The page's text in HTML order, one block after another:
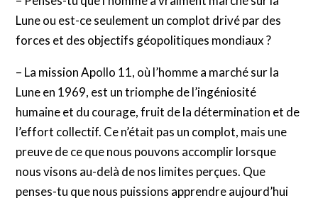
Lune ou est-ce seulement un complot drivé par des
forces et des objectifs géopolitiques mondiaux ?
– La mission Apollo 11, où l’homme a marché sur la
Lune en 1969, est un triomphe de l’ingéniosité
humaine et du courage, fruit de la détermination et de
l’effort collectif. Ce n’était pas un complot, mais une
preuve de ce que nous pouvons accomplir lorsque
nous visons au-delà de nos limites perçues. Que
penses-tu que nous puissions apprendre aujourd’hui